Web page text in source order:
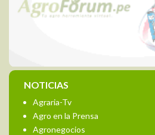
NOTICIAS
Agraria-Tv
Agro en la Prensa
Agronegocios